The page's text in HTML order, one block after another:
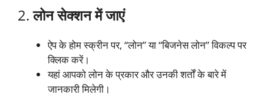
2.लोन सेक्शन में जाएं
ऐप के होम स्क्रीन पर, “लोन” या “बिजनेस लोन” विकल्प पर
क्लिक करें।
यहां आपको लोन के प्रकार और उनकी शर्तों के बारे में
जानकारी मिलेगी।